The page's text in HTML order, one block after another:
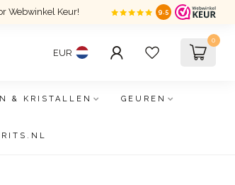
Webwinkel Keur! 9.5
EUR
0
& KRISTALLEN GEUREN